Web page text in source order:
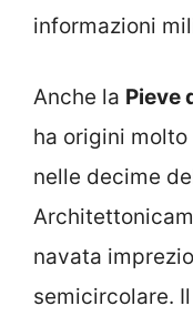
informazioni
Anche la Pieve
ha origini
nelle decime
navata
semicircolare.